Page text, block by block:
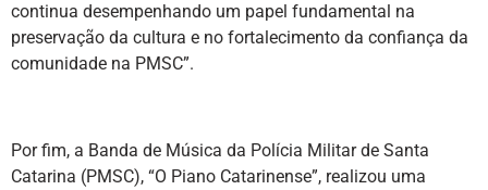
continua desempenhando um papel fundamental na
preservação da cultura e no fortalecimento da confiança da
comunidade na PMSC”.
Por fim, a Banda de Música da Polícia Militar de Santa
Catarina (PMSC), “O Piano Catarinense”, realizou uma